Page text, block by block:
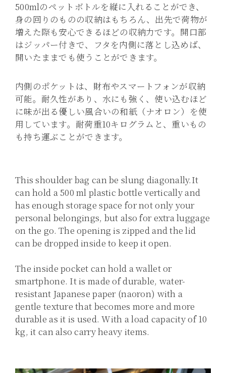
500mlのペットボトルを縦に入れることができ、
身の回りのものの収納はもちろん、出先で荷物が
増えた際も安心できるほどの収納力です。開口部
はジッパー付きで、フタを内側に落とし込めば、
開いたままでも使うことができます。
内側のポケットは、財布やスマートフォンが収納
可能。耐久性があり、水にも強く、使い込むほど
に味が出る優しい風合いの和紙（ナオロン）を使
用しています。耐荷重10キログラムと、重いもの
も持ち運ぶことができます。
This shoulder bag can be slung diagonally.It
can hold a 500 ml plastic bottle vertically and
has enough storage space for not only your
personal belongings, but also for extra luggage
on the go. The opening is zipped and the lid
can be dropped inside to keep it open.
The inside pocket can hold a wallet or
smartphone. It is made of durable, water-
resistant Japanese paper (naoron) with a
gentle texture that becomes more and more
durable as it is used. With a load capacity of 10
kg, it can also carry heavy items.